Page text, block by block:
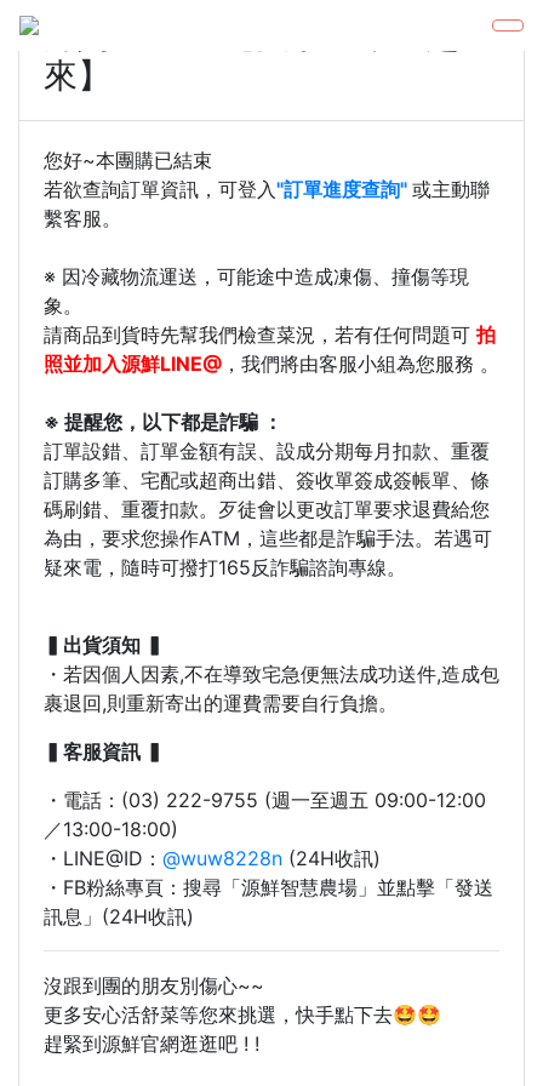
來】
您好~本團購已結束
若欲查詢訂單資訊，可登入"訂單進度查詢" 或主動聯
繫客服。
※ 因冷藏物流運送，可能途中造成凍傷、撞傷等現
象。
請商品到貨時先幫我們檢查菜況，若有任何問題可 拍
照並加入源鮮LINE@ ，我們將由客服小組為您服務 。
※ 提醒您，以下都是詐騙 ：
訂單設錯、訂單金額有誤、設成分期每月扣款、重覆
訂購多筆、宅配或超商出錯、簽收單簽成簽帳單、條
碼刷錯、重覆扣款。歹徒會以更改訂單要求退費給您
為由，要求您操作ATM，這些都是詐騙手法。若遇可
疑來電，隨時可撥打165反詐騙諮詢專線。
▍出貨須知 ▍
・若因個人因素,不在導致宅急便無法成功送件,造成包
裹退回,則重新寄出的運費需要自行負擔。
▍客服資訊 ▍
・電話：(03) 222-9755 (週一至週五 09:00-12:00
／13:00-18:00)
・LINE@ID： @wuw8228n (24H收訊)
・FB粉絲專頁：搜尋「源鮮智慧農場」並點擊「發送
訊息」(24H收訊)
沒跟到團的朋友別傷心~~
更多安心活舒菜等您來挑選，快手點下去🤩🤩
趕緊到源鮮官網逛逛吧 ! !